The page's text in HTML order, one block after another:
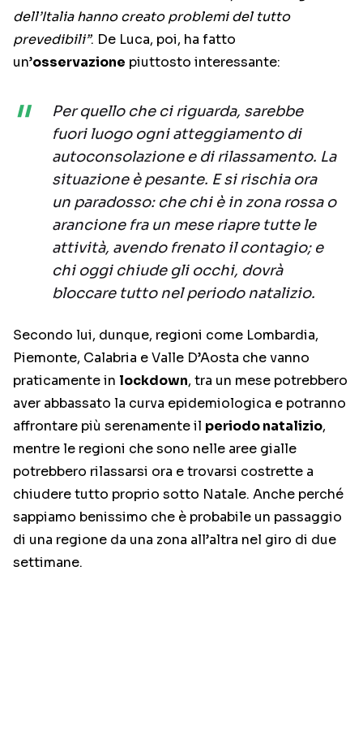
dell’Italia hanno creato problemi del tutto
prevedibili”. De Luca, poi, ha fatto
un’osservazione piuttosto interessante:
Per quello che ci riguarda, sarebbe
fuori luogo ogni atteggiamento di
autoconsolazione e di rilassamento. La
situazione è pesante. E si rischia ora
un paradosso: che chi è in zona rossa o
arancione fra un mese riapre tutte le
attività, avendo frenato il contagio; e
chi oggi chiude gli occhi, dovrà
bloccare tutto nel periodo natalizio.
Secondo lui, dunque, regioni come Lombardia,
Piemonte, Calabria e Valle D’Aosta che vanno
praticamente in lockdown, tra un mese potrebbero
aver abbassato la curva epidemiologica e potranno
affrontare più serenamente il periodo natalizio,
mentre le regioni che sono nelle aree gialle
potrebbero rilassarsi ora e trovarsi costrette a
chiudere tutto proprio sotto Natale. Anche perché
sappiamo benissimo che è probabile un passaggio
di una regione da una zona all’altra nel giro di due
settimane.